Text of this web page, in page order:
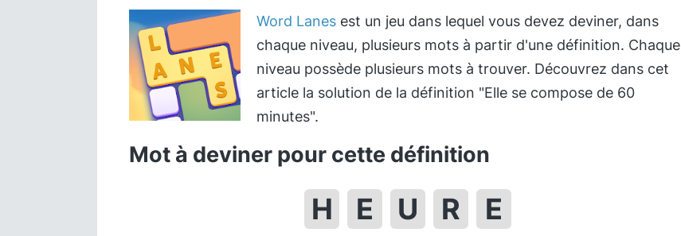
Word Lanes est un jeu dans lequel vous devez deviner, dans
chaque niveau, plusieurs mots à partir d'une définition. Chaque
niveau possède plusieurs mots à trouver. Découvrez dans cet
article la solution de la définition "Elle se compose de 60
minutes".
Mot à deviner pour cette définition
H E U R E